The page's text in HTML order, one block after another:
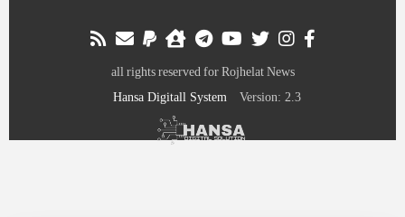
all rights reserved for Rojhelat News
Hansa Digitall System Version: 2.3